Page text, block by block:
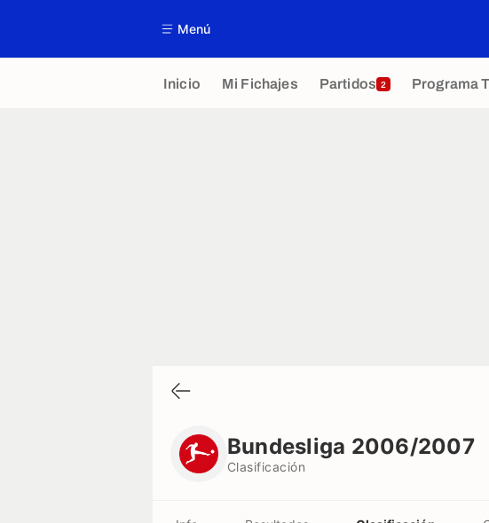
Menú
Inicio Mi Fichajes Partidos 2 Programa
Bundesliga 2006/2007
Clasificación